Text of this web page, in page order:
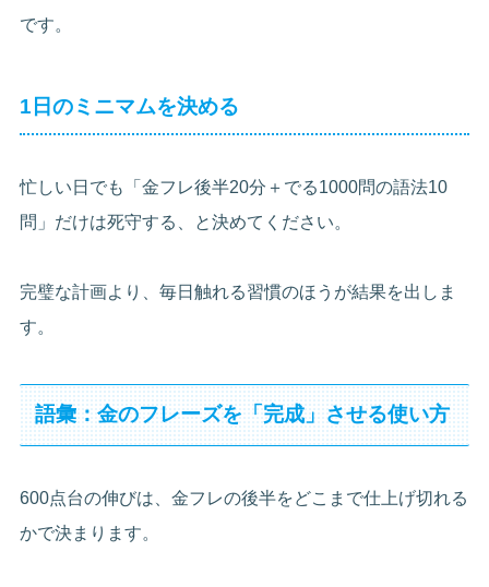
です。
1日のミニマムを決める
忙しい日でも「金フレ後半20分＋でる1000問の語法10
問」だけは死守する、と決めてください。
完璧な計画より、毎日触れる習慣のほうが結果を出しま
す。
語彙：金のフレーズを「完成」させる使い方
600点台の伸びは、金フレの後半をどこまで仕上げ切れる
かで決まります。